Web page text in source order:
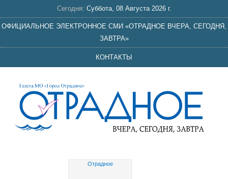
Сегодня: Суббота, 08 Августа 2026 г.
ОФИЦИАЛЬНОЕ ЭЛЕКТРОННОЕ СМИ «ОТРАДНОЕ ВЧЕРА, СЕГОДНЯ,
ЗАВТРА»
КОНТАКТЫ
Отрадное